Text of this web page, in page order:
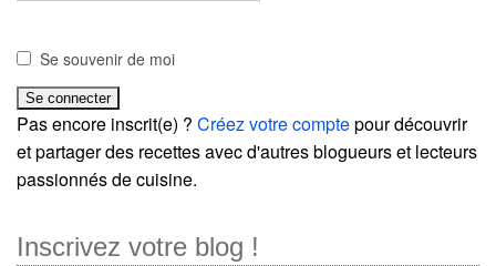
Se souvenir de moi
Pas encore inscrit(e) ? Créez votre comptepour découvrir
et partager des recettes avec d'autres blogueurs et lecteurs
passionnés de cuisine.
Inscrivez votre blog !